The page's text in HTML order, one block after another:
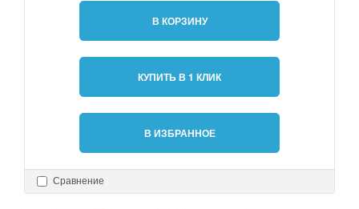
В КОРЗИНУ
КУПИТЬ В 1 КЛИК
В ИЗБРАННОЕ
Сравнение